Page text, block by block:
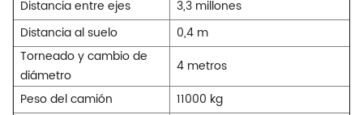
Distancia entre ejes
3,3 millones
Distancia al suelo
0,4 m
Torneado y cambio de
diámetro
4 metros
Peso del camión
11000 kg